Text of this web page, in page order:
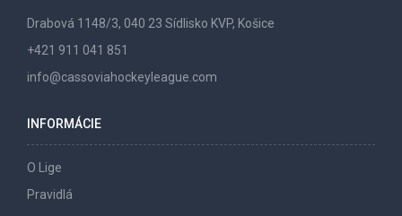
Drabová 1148/3, 040 23 Sídlisko KVP, Košice
+421 911 041 851
info@cassoviahockeyleague.com
INFORMÁCIE
O Lige
Pravidlá